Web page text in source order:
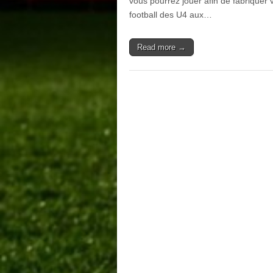
football des U4 aux…
Read more →